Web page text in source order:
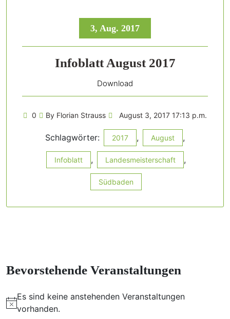
3, Aug. 2017
Infoblatt August 2017
Download
0 By Florian Strauss August 3, 2017 17:13 p.m.
Schlagwörter: 2017 , August ,
Infoblatt , Landesmeisterschaft ,
Südbaden
Bevorstehende Veranstaltungen
Hinweis
Es sind keine anstehenden Veranstaltungen
vorhanden.